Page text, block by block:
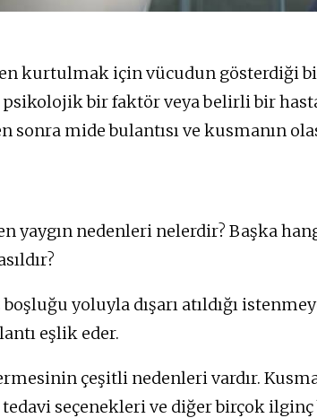
kurtulmak için vücudun gösterdiği
psikolojik bir faktör veya belirli bir
mide bulantısı ve kusmanın
yaygın nedenleri nelerdir? Başka
yoluyla dışarı atıldığı
eşlik eder.
çeşitli nedenleri vardır.
seçenekleri ve diğer birçok